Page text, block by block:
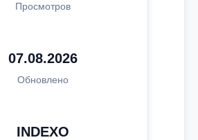
Просмотров
07.08.2026
Обновлено
INDEXO